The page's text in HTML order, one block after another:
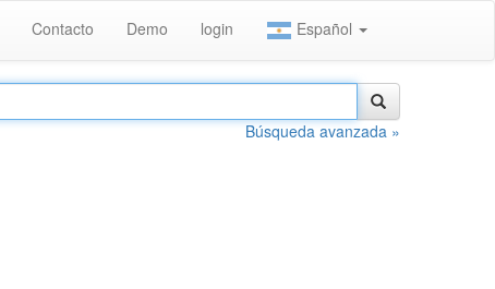
Contacto Demo login Español
Búsqueda avanzada »